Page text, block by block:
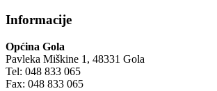
Informacije
Općina Gola
Pavleka Miškine 1, 48331 Gola
Tel: 048 833 065
Fax: 048 833 065